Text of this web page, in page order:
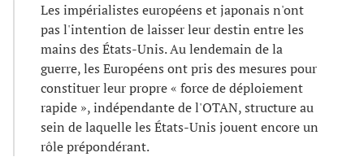
Les impérialistes européens et japonais n'ont
pas l'intention de laisser leur destin entre les
mains des États-Unis. Au lendemain de la
guerre, les Européens ont pris des mesures pour
constituer leur propre « force de déploiement
rapide », indépendante de l'OTAN, structure au
sein de laquelle les États-Unis jouent encore un
rôle prépondérant.